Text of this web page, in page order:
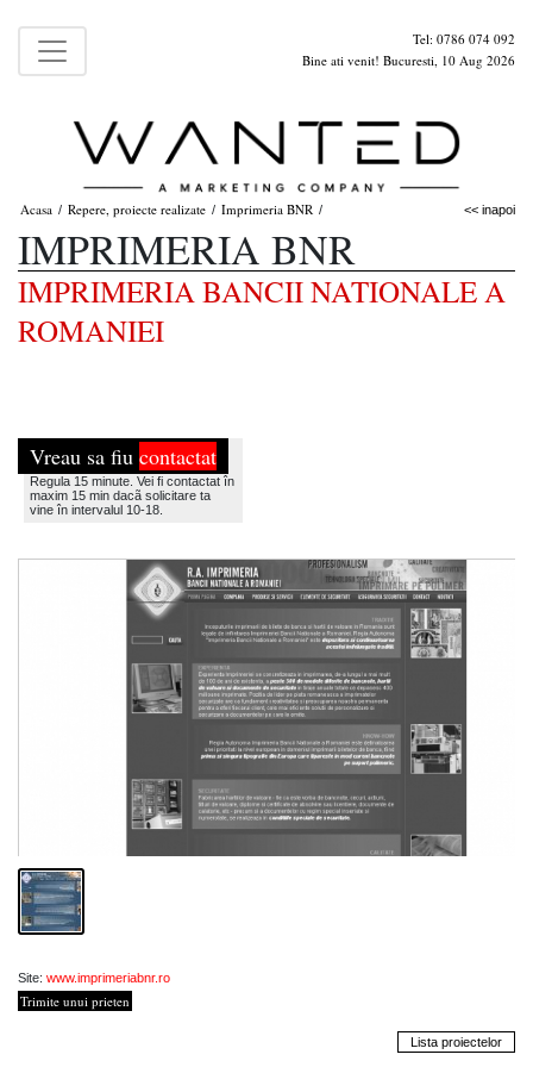
Tel: 0786 074 092
Bine ati venit! Bucuresti, 10 Aug 2026
Acasa / Repere, proiecte realizate / Imprimeria BNR /
IMPRIMERIA BNR
IMPRIMERIA BANCII NATIONALE A
ROMANIEI
<< inapoi
Vreau sa fiu contactat
Regula 15 minute. Vei fi contactat în
maxim 15 min dacã solicitare ta
vine în intervalul 10-18.
Site: www.imprimeriabnr.ro
Trimite unui prieten
Lista proiectelor